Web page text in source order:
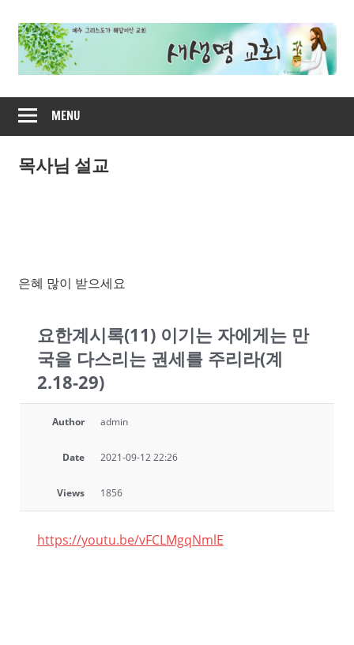
content
새
생
MENU
목사님 설교
은혜 많이 받으세요
요한계시록(11) 이기는 자에게는 만
국을 다스리는 권세를 주리라(계
2.18-29)
Author admin
Date 2021-09-12 22:26
Views 1856
https://youtu.be/vFCLMgqNmlE